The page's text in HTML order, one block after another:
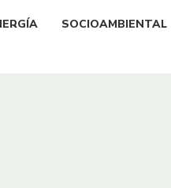
SOCIOAMBIENTAL